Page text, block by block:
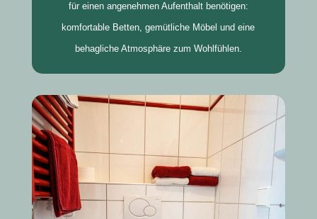
für einen angenehmen Aufenthalt benötigen:
komfortable Betten, gemütliche Möbel und eine
behagliche Atmosphäre zum Wohlfühlen.